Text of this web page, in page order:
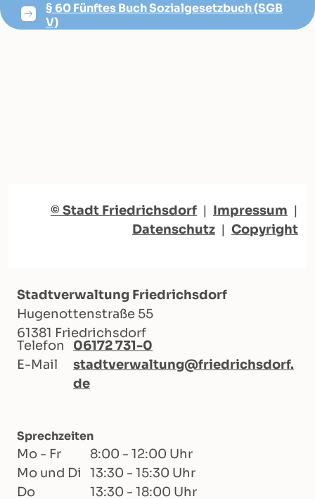
§ 60 Fünftes Buch Sozialgesetzbuch (SGB
V)
© Stadt Friedrichsdorf | Impressum |
Datenschutz | Copyright
Stadtverwaltung Friedrichsdorf
Hugenottenstraße 55
61381 Friedrichsdorf
Telefon
06172 731-0
E-Mail
stadtverwaltung@friedrichsdorf.
de
Sprechzeiten
Mo - Fr
8:00 - 12:00 Uhr
Mo und Di
13:30 - 15:30 Uhr
Do
13:30 - 18:00 Uhr